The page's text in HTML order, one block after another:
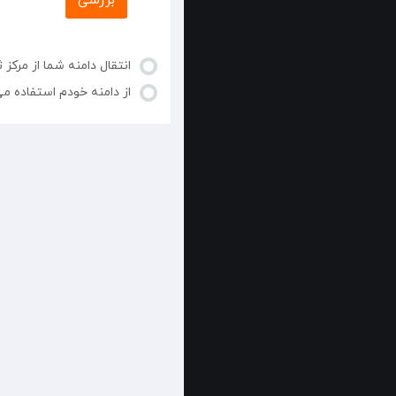
انتقال دامنه شما از
از دامنه خودم استفاده